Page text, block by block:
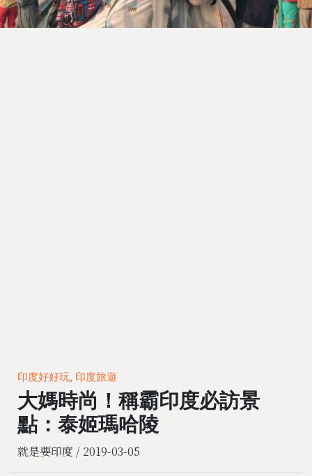
印度好好玩, 印度旅遊
大媽時尚！稱霸印度必訪景
點：泰姬瑪哈陵
就是要印度 / 2019-03-05